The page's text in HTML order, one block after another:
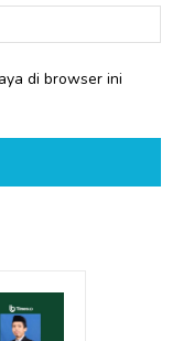
di browser ini